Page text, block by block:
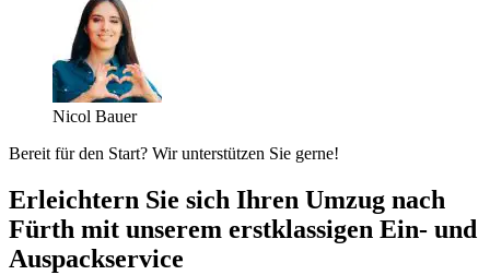
Nicol Bauer
Bereit für den Start? Wir unterstützen Sie gerne!
Erleichtern Sie sich Ihren Umzug nach
Fürth mit unserem erstklassigen Ein- und
Auspackservice